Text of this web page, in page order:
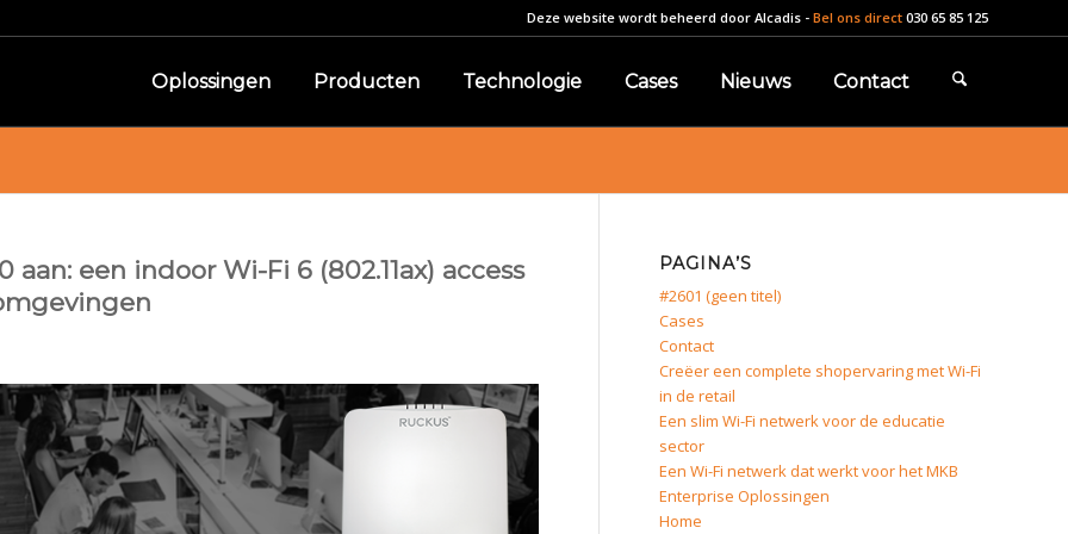
Deze website wordt beheerd door Alcadis - Bel ons direct 030 65 85 125
Oplossingen Producten Technologie Cases Nieuws Contact
een indoor Wi-Fi 6 (802.11ax) access
PAGINA’S
#2601 (geen titel)
Cases
Contact
Creëer een complete shopervaring met Wi-Fi
in de retail
Een slim Wi-Fi netwerk voor de educatie
sector
Een Wi-Fi netwerk dat werkt voor het MKB
Enterprise Oplossingen
Home